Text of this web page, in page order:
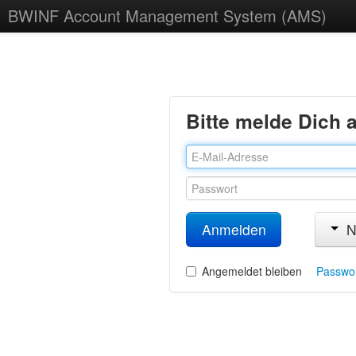
BWINF Account Management System (AMS)
Bitte melde Dich
Angemeldet bleiben